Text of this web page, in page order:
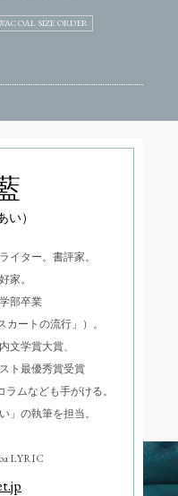
SIZE ORDER
）
イター。書評家。
家。
部卒業
カートの流行」）。
文学賞大賞、
ト最優秀賞受賞
ムなども手がける。
」の執筆を担当。
LYRIC